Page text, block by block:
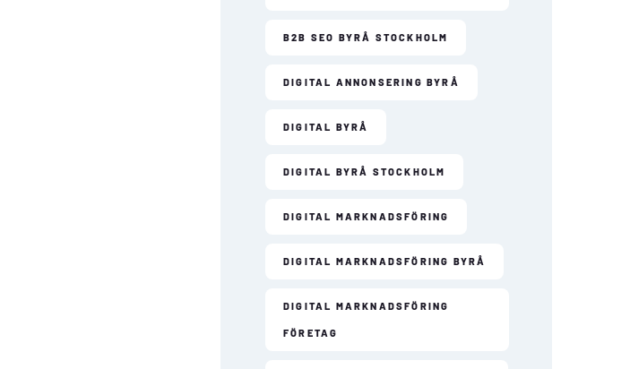
B2B SEO BYRÅ STOCKHOLM
DIGITAL ANNONSERING BYRÅ
DIGITAL BYRÅ
DIGITAL BYRÅ STOCKHOLM
DIGITAL MARKNADSFÖRING
DIGITAL MARKNADSFÖRING BYRÅ
DIGITAL MARKNADSFÖRING
FÖRETAG